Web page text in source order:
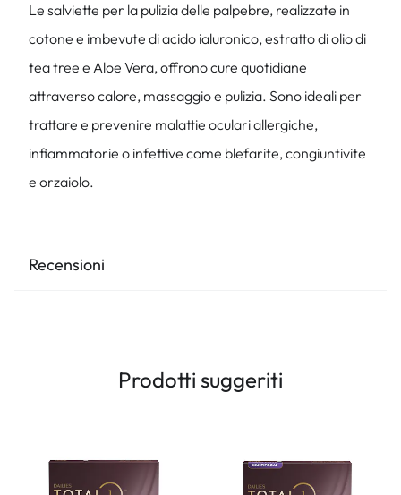
Le salviette per la pulizia delle palpebre, realizzate in
cotone e imbevute di acido ialuronico, estratto di olio di
tea tree e Aloe Vera, offrono cure quotidiane
attraverso calore, massaggio e pulizia. Sono ideali per
trattare e prevenire malattie oculari allergiche,
infiammatorie o infettive come blefarite, congiuntivite
e orzaiolo.
Recensioni
Prodotti suggeriti